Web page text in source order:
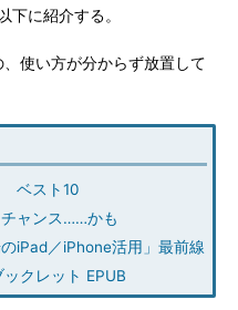
下に紹介する。
使い方が分からず放置して
ベスト10
ャンス……かも
iPad／iPhone活用」最前線
クレット EPUB